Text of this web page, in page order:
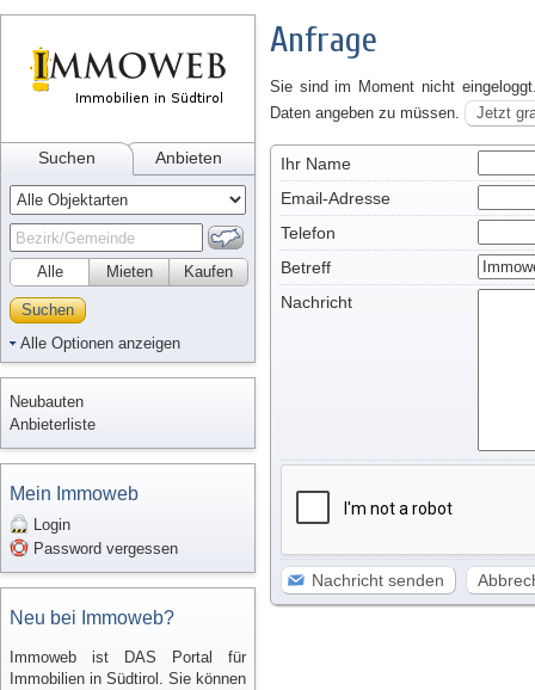
Suchen Anbieten
Alle Kaufen
Mieten
Suchen
Alle Optionen anzeigen
Neubauten
Anbieterliste
Mein Immoweb
Login
Password vergessen
Neu bei Immoweb?
Immoweb ist DAS Portal für
Immobilien in Südtirol. Sie können
Anfrage
Sie sind im Moment nicht
Daten angeben zu müssen.
Jetzt
Ihr Name
Email-Adresse
Telefon
Betreff
Nachricht
Nachricht senden